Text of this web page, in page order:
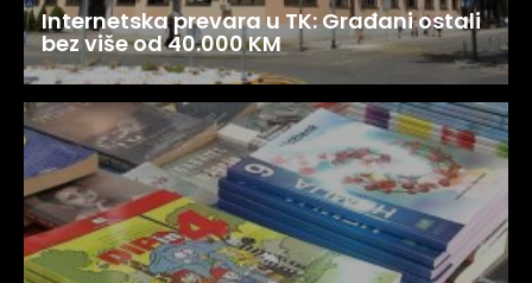
Internetska prevara u TK: Građani ostali
bez više od 40.000 KM